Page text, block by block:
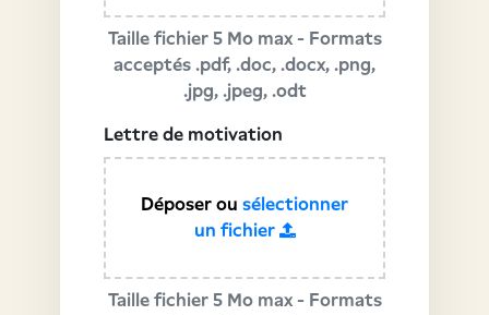
Taille fichier 5 Mo max - Formats
acceptés .pdf, .doc, .docx, .png,
.jpg, .jpeg, .odt
Lettre de motivation
Déposer ou sélectionner
un fichier
Taille fichier 5 Mo max - Formats